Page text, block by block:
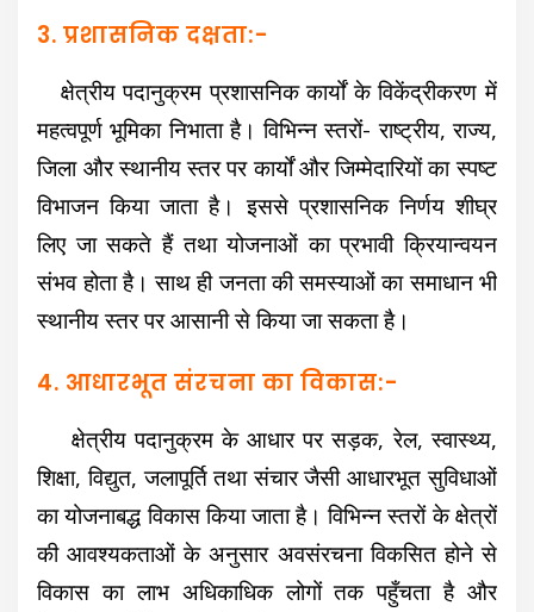
3. प्रशासनिक दक्षता:-
क्षेत्रीय पदानुक्रम प्रशासनिक कार्यों के विकेंद्रीकरण में
महत्वपूर्ण भूमिका निभाता है। विभिन्न स्तरों- राष्ट्रीय, राज्य,
जिला और स्थानीय स्तर पर कार्यों और जिम्मेदारियों का स्पष्ट
विभाजन किया जाता है। इससे प्रशासनिक निर्णय शीघ्र
लिए जा सकते हैं तथा योजनाओं का प्रभावी क्रियान्वयन
संभव होता है। साथ ही जनता की समस्याओं का समाधान भी
स्थानीय स्तर पर आसानी से किया जा सकता है।
4. आधारभूत संरचना का विकास:-
क्षेत्रीय पदानुक्रम के आधार पर सड़क, रेल, स्वास्थ्य,
शिक्षा, विद्युत, जलापूर्ति तथा संचार जैसी आधारभूत सुविधाओं
का योजनाबद्ध विकास किया जाता है। विभिन्न स्तरों के क्षेत्रों
की आवश्यकताओं के अनुसार अवसंरचना विकसित होने से
विकास का लाभ अधिकाधिक लोगों तक पहुँचता है और